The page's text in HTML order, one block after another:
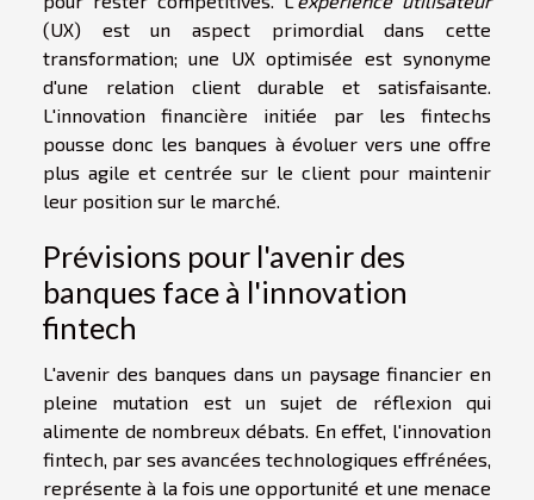
(UX) est un aspect primordial dans cette
transformation; une UX optimisée est synonyme
d'une relation client durable et satisfaisante.
L'innovation financière initiée par les fintechs
pousse donc les banques à évoluer vers une offre
plus agile et centrée sur le client pour maintenir
leur position sur le marché.
Prévisions pour l'avenir des
banques face à l'innovation
fintech
L'avenir des banques dans un paysage financier en
pleine mutation est un sujet de réflexion qui
alimente de nombreux débats. En effet, l'innovation
fintech, par ses avancées technologiques effrénées,
représente à la fois une opportunité et une menace